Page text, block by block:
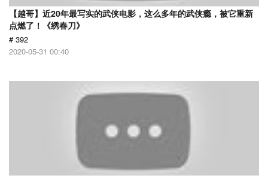
【越哥】近20年最写实的武侠电影，这么多年的武侠瘾，被它重新
点燃了！《绣春刀》
# 392
2020-05-31 00:40